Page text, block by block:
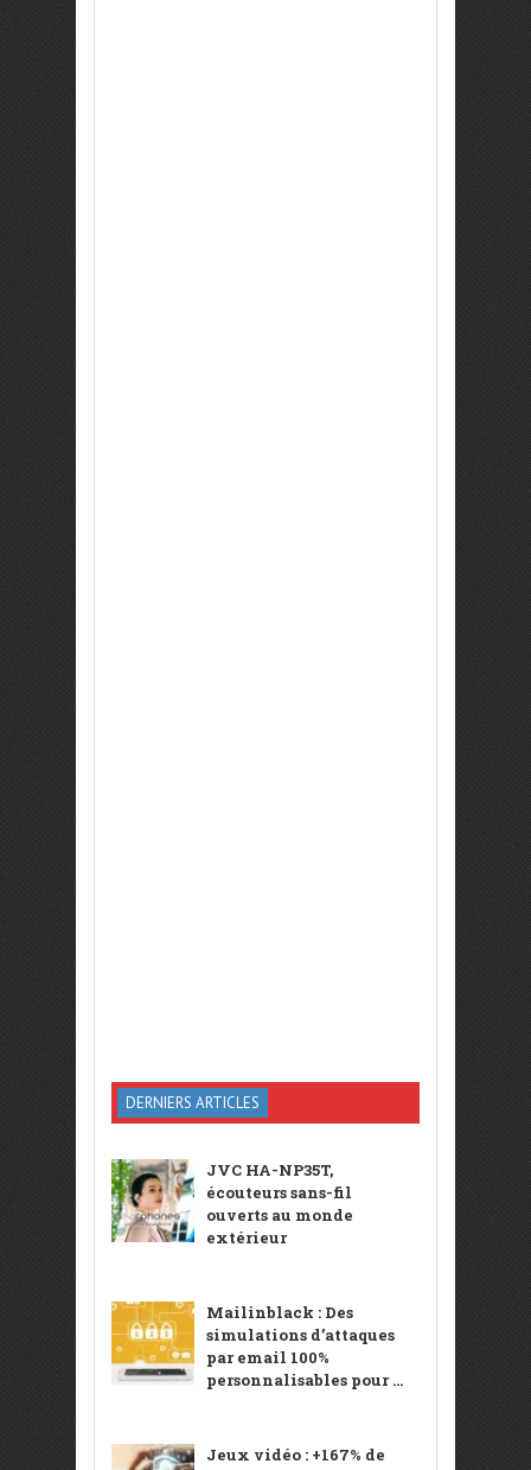
DERNIERS ARTICLES
JVC HA-NP35T,
écouteurs sans-fil
ouverts au monde
extérieur
Mailinblack : Des
simulations d’attaques
par email 100%
personnalisables pour ...
Jeux vidéo : +167% de